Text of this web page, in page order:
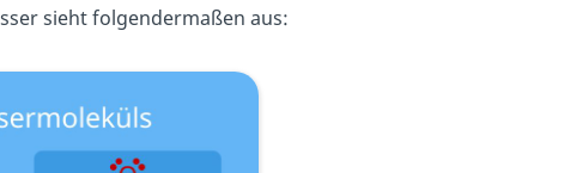
sieht folgendermaßen aus: